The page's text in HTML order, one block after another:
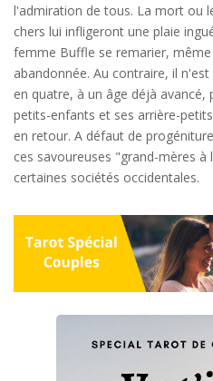
l'admiration de tous. La mort ou
chers lui infligeront une plaie
femme Buffle se remarier,
abandonnée. Au contraire, il
en quatre, à un âge déjà avancé,
petits-enfants et ses arrière-
en retour. A défaut de
ces savoureuses "grand-mères
certaines sociétés occidentales.